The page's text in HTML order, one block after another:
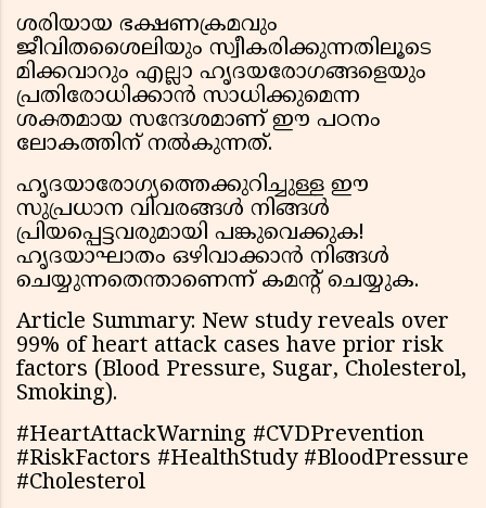
ശരിയായ ഭക്ഷണക്രമവും
ജീവിതശൈലിയും സ്വീകരിക്കുന്നതിലൂടെ
മിക്കവാറും എല്ലാ ഹൃദയരോഗങ്ങളെയും
പ്രതിരോധിക്കാൻ സാധിക്കുമെന്ന
ശക്തമായ സന്ദേശമാണ് ഈ പഠനം
ലോകത്തിന് നൽകുന്നത്.
ഹൃദയാരോഗ്യത്തെക്കുറിച്ചുള്ള ഈ
സുപ്രധാന വിവരങ്ങൾ നിങ്ങൾ
പ്രിയപ്പെട്ടവരുമായി പങ്കുവെക്കുക!
ഹൃദയാഘാതം ഒഴിവാക്കാൻ നിങ്ങൾ
ചെയ്യുന്നതെന്താണെന്ന് കമൻ്റ് ചെയ്യുക.
Article Summary: New study reveals over
99% of heart attack cases have prior risk
factors (Blood Pressure, Sugar, Cholesterol,
Smoking).
#HeartAttackWarning #CVDPrevention
#RiskFactors #HealthStudy #BloodPressure
#Cholesterol